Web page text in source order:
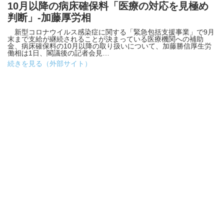
10月以降の病床確保料「医療の対応を見極め
判断」-加藤厚労相
新型コロナウイルス感染症に関する「緊急包括支援事業」で9月
末まで支給が継続されることが決まっている医療機関への補助
金、病床確保料の10月以降の取り扱いについて、加藤勝信厚生労
働相は1日、閣議後の記者会見…
続きを見る（外部サイト）